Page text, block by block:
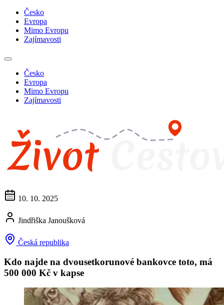
Česko
Evropa
Mimo Evropu
Zajímavosti
Česko
Evropa
Mimo Evropu
Zajímavosti
10. 10. 2025
Jindřiška Janoušková
Česká republika
Kdo najde na dvousetkorunové bankovce toto, má
500 000 Kč v kapse